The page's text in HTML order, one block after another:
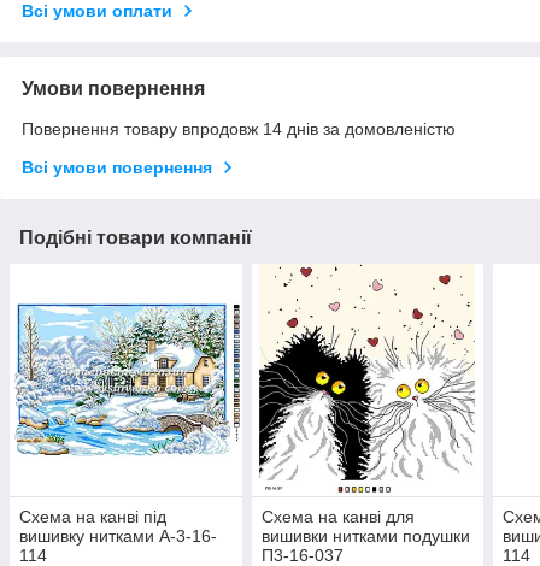
Всі умови оплати
Умови повернення
Повернення товару впродовж 14 днів за домовленістю
Всі умови повернення
Подібні товари компанії
Схема на канві під
вишивку нитками А-3-16-
114
Схема на канві для
вишивки нитками подушки
П3-16-037
114